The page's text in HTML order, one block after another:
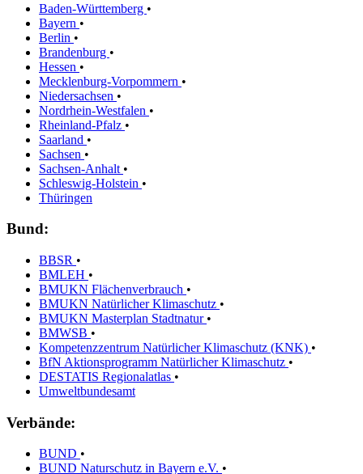
Baden-Württemberg •
Bayern •
Berlin •
Brandenburg •
Hessen •
Mecklenburg-Vorpommern •
Niedersachsen •
Nordrhein-Westfalen •
Rheinland-Pfalz •
Saarland •
Sachsen •
Sachsen-Anhalt •
Schleswig-Holstein •
Thüringen
Bund:
BBSR •
BMLEH •
BMUKN Flächenverbrauch •
BMUKN Natürlicher Klimaschutz •
BMUKN Masterplan Stadtnatur •
BMWSB •
Kompetenzzentrum Natürlicher Klimaschutz (KNK) •
BfN Aktionsprogramm Natürlicher Klimaschutz •
DESTATIS Regionalatlas •
Umweltbundesamt
Verbände:
BUND •
BUND Naturschutz in Bayern e.V. •